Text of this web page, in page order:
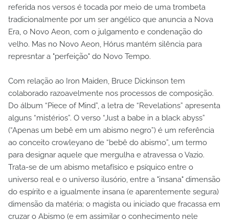
referida nos versos é tocada por meio de uma trombeta
tradicionalmente por um ser angélico que anuncia a Nova
Era, o Novo Aeon, com o julgamento e condenação do
velho. Mas no Novo Aeon, Hórus mantém silência para
represntar a "perfeição" do Novo Tempo.
Com relação ao Iron Maiden, Bruce Dickinson tem
colaborado razoavelmente nos processos de composição.
Do álbum “Piece of Mind”, a letra de “Revelations” apresenta
alguns “mistérios”. O verso “Just a babe in a black abyss”
(“Apenas um bebê em um abismo negro”) é um referência
ao conceito crowleyano de “bebê do abismo”, um termo
para designar aquele que mergulha e atravessa o Vazio.
Trata-se de um abismo metafísico e psíquico entre o
universo real e o universo ilusório, entre a "insana" dimensão
do espírito e a igualmente insana (e aparentemente segura)
dimensão da matéria; o magista ou iniciado que fracassa em
cruzar o Abismo (e em assimilar o conhecimento nele